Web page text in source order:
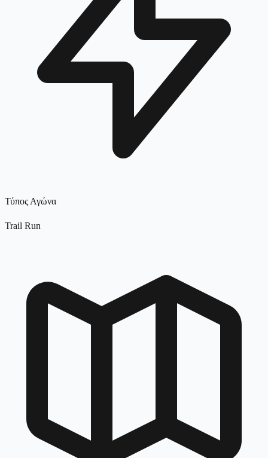
Τύπος Αγώνα
Trail Run